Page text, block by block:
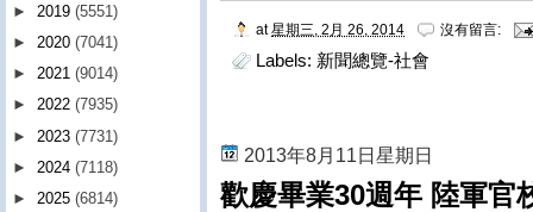
at 星期三, 2月 26, 2014 沒有留言:
Labels: 新聞總覽-社會
2013年8月11日星期日
歡慶畢業30週年 陸軍官
► 2019 (5551)
► 2020 (7041)
► 2021 (9014)
► 2022 (7935)
► 2023 (7731)
► 2024 (7118)
► 2025 (6814)